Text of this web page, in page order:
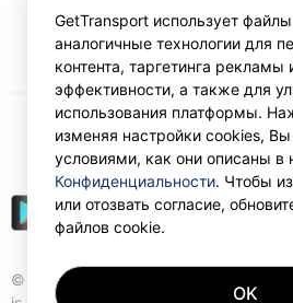
Ереван 0070
© Gettransport International Limited.
RUB
GetTransport использует
аналогичные технологии для
контента, таргетинга рекламы
эффективности, а также для
использования платформы.
изменяя настройки cookies, Вы
условиями, как они описаны в
Конфиденциальности. Чтобы
или отозвать согласие,
файлов cookie.
OK